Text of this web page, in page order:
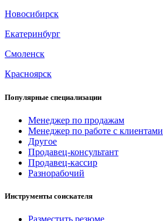
Новосибирск
Екатеринбург
Смоленск
Красноярск
Популярные специализации
Менеджер по продажам
Менеджер по работе с клиентами
Другое
Продавец-консультант
Продавец-кассир
Разнорабочий
Инструменты соискателя